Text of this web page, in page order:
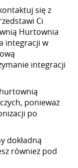
się z
Ci
Hurtownia
integracji w
integracji
ponieważ
po
dokładną
również pod